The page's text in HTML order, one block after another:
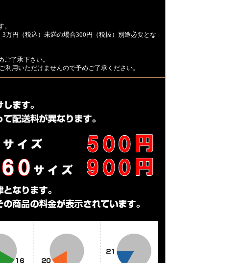
万円（税込）未満の場合300円（税抜）別途必要とな
了承下さい。
用いただけませんので予めご了承ください。